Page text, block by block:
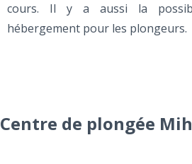
cours. Il y a aussi la
hébergement pour les plongeurs.
Centre de plongée